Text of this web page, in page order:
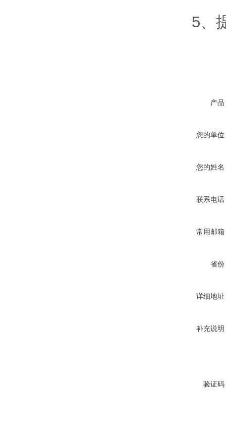
5、提
产品
您的单位
您的姓名
联系电话
常用邮箱
省份
详细地址
补充说明
验证码